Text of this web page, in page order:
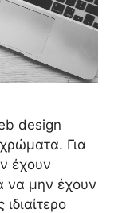
design
Για
έχουν
να μην έχουν